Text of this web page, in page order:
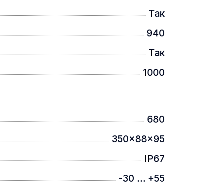
Так
940
Так
1000
680
350x88x95
IP67
-30 ... +55